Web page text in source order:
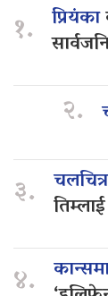
१. प्रियंका
२.
३.
४.